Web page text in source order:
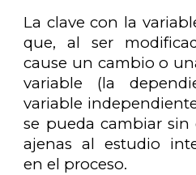
La clave con la
que, al ser
cause un cambio o
variable (la
variable
se pueda cambiar sin
ajenas al estudio
en el proceso.